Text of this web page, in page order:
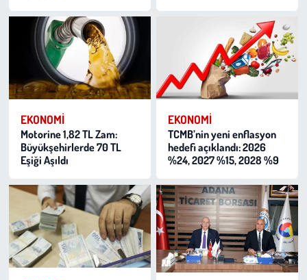
EKONOMI
Motorine 1,82 TL Zam:
Büyükşehirlerde 70 TL
Eşiği Aşıldı
EKONOMI
TCMB’nin yeni enflasyon
hedefi açıklandı: 2026
%24, 2027 %15, 2028 %9